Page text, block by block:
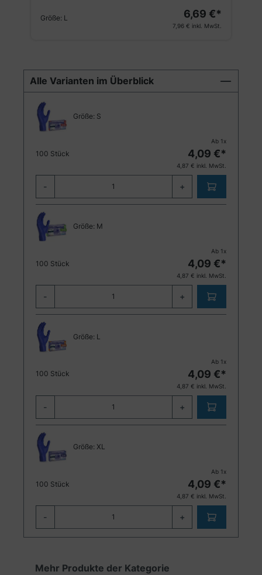
Größe: L 6,69 €*
7,96 € inkl. MwSt.
Alle Varianten im Überblick
Größe: S
100 Stück
Ab 1 x
4,09 €*
4,87 € inkl. MwSt.
- +
Größe: M
100 Stück
Ab 1 x
4,09 €*
4,87 € inkl. MwSt.
- +
Größe: L
100 Stück
Ab 1 x
4,09 €*
4,87 € inkl. MwSt.
- +
Größe: XL
100 Stück
Ab 1 x
4,09 €*
4,87 € inkl. MwSt.
- +
Produktgalerie überspringen
Mehr Produkte der Kategorie